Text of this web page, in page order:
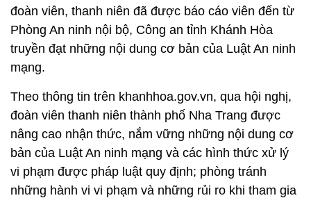
đoàn viên, thanh niên đã được báo cáo viên đến từ
Phòng An ninh nội bộ, Công an tỉnh Khánh Hòa
truyền đạt những nội dung cơ bản của Luật An ninh
mạng.
Theo thông tin trên khanhhoa.gov.vn, qua hội nghị,
đoàn viên thanh niên thành phố Nha Trang được
nâng cao nhận thức, nắm vững những nội dung cơ
bản của Luật An ninh mạng và các hình thức xử lý
vi phạm được pháp luật quy định; phòng tránh
những hành vi vi phạm và những rủi ro khi tham gia